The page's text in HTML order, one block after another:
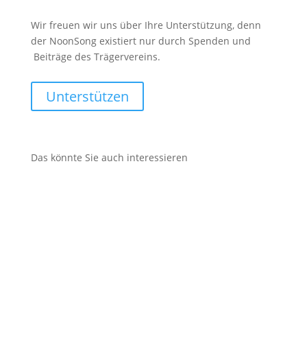
Wir freuen wir uns über Ihre Unterstützung, denn
der NoonSong existiert nur durch Spenden und
Beiträge des Trägervereins.
Unterstützen
Das könnte Sie auch interessieren